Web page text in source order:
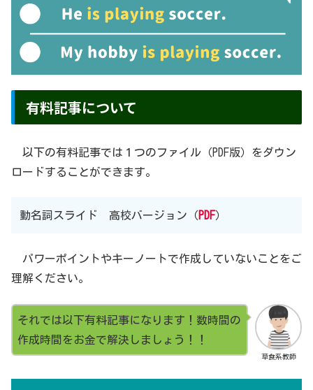
有料記事について
以下の有料記事では１つのファイル（PDF版）をダウン
ロードすることができます。
動名詞スライド 高校バージョン（PDF）
パワーポイントやキーノートで作成していないことをご
理解ください。
草食系教師
それでは以下有料記事になります！数時間の
作成時間をお金で解決しましょう！！